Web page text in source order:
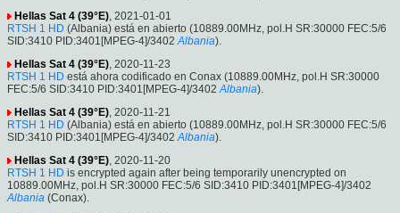
Hellas Sat 4 (39°E) , 2021-01-01
RTSH 1 HD (Albania) está en abierto (10889.00MHz, pol.H SR:30000 FEC:5/6
SID:3410 PID:3401[MPEG-4]/3402 Albania).
Hellas Sat 4 (39°E) , 2020-11-23
RTSH 1 HD está ahora codificado en Conax (10889.00MHz, pol.H SR:30000
FEC:5/6 SID:3410 PID:3401[MPEG-4]/3402 Albania).
Hellas Sat 4 (39°E) , 2020-11-21
RTSH 1 HD (Albania) está en abierto (10889.00MHz, pol.H SR:30000 FEC:5/6
SID:3410 PID:3401[MPEG-4]/3402 Albania).
Hellas Sat 4 (39°E) , 2020-11-20
RTSH 1 HD is encrypted again after being temporarily unencrypted on
10889.00MHz, pol.H SR:30000 FEC:5/6 SID:3410 PID:3401[MPEG-4]/3402
Albania (Conax).